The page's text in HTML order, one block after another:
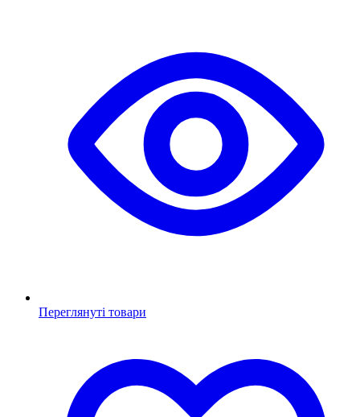
Переглянуті товари